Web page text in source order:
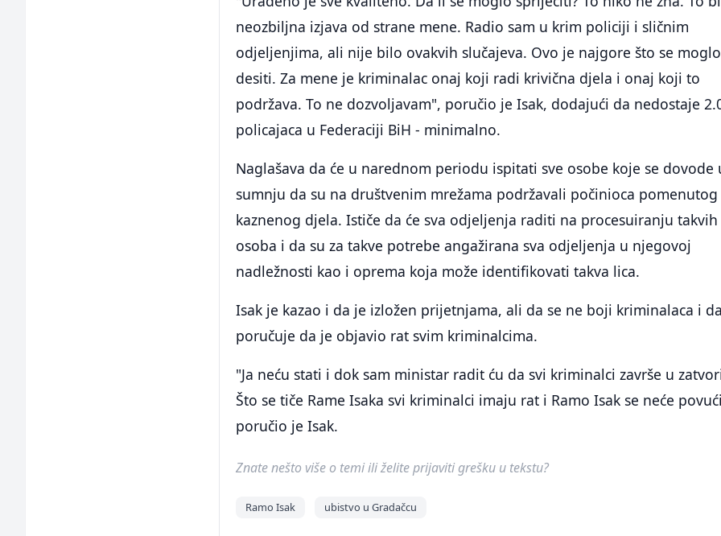
neozbiljna izjava od strane mene. Radio sam u krim policiji i sličnim
odjeljenjima, ali nije bilo ovakvih slučajeva. Ovo je najgore što se moglo
desiti. Za mene je kriminalac onaj koji radi krivična djela i onaj koji to
podržava. To ne dozvoljavam", poručio je Isak, dodajući da nedostaje
policajaca u Federaciji BiH - minimalno.
Naglašava da će u narednom periodu ispitati sve osobe koje se dovode
sumnju da su na društvenim mrežama podržavali počinioca pomenutog
kaznenog djela. Ističe da će sva odjeljenja raditi na procesuiranju takvih
osoba i da su za takve potrebe angažirana sva odjeljenja u njegovoj
nadležnosti kao i oprema koja može identifikovati takva lica.
Isak je kazao i da je izložen prijetnjama, ali da se ne boji kriminalaca i
poručuje da je objavio rat svim kriminalcima.
"Ja neću stati i dok sam ministar radit ću da svi kriminalci završe u
Što se tiče Rame Isaka svi kriminalci imaju rat i Ramo Isak se neće
poručio je Isak.
Znate nešto više o temi ili želite prijaviti grešku u tekstu?
Ramo Isak ubistvo u Gradačcu